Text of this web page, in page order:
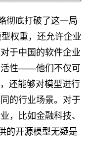
彻底打破了这一局
权重，还允许企业
于中国的软件企业
活性——他们不仅可
还能够对模型进行
的行业场景。对于
，比如金融科技、
的开源模型无疑是